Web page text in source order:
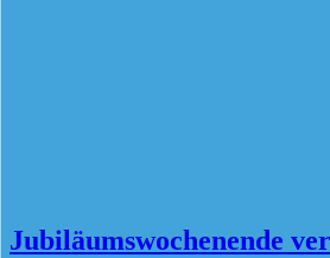
Jubiläumswochenende